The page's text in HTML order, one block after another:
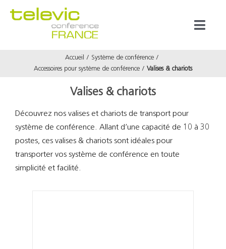
Accueil
Système de conférence
Accessoires pour système de conférence
Valises & chariots
Valises & chariots
Découvrez nos valises et chariots de transport pour
système de conférence. Allant d’une capacité de 10 à 30
postes, ces valises & chariots sont idéales pour
transporter vos système de conférence en toute
simplicité et facilité.